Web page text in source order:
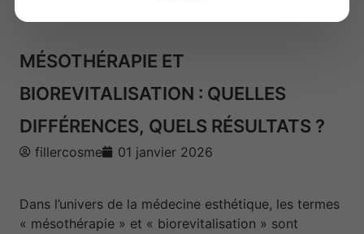
MÉSOTHÉRAPIE ET
BIOREVITALISATION : QUELLES
DIFFÉRENCES, QUELS RÉSULTATS ?
fillercosme 01 janvier 2026
Dans l’univers de la médecine esthétique, les termes
« mésothérapie » et « biorevitalisation » sont